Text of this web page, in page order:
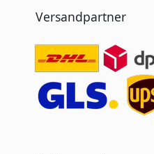
Versandpartner